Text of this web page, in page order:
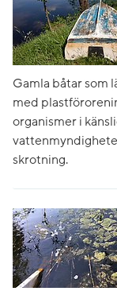
Gamla båtar som
med
organismer i
skrotning.